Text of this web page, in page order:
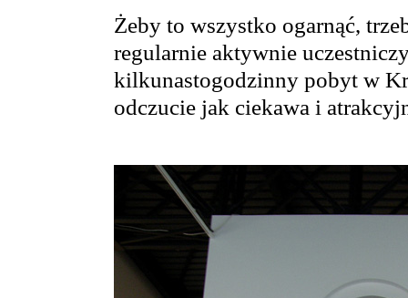
Żeby to wszystko ogarnąć,
regularnie aktywnie
kilkunastogodzinny pobyt w
odczucie jak ciekawa i